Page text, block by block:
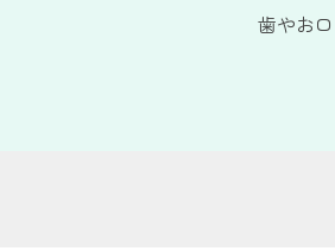
歯やお